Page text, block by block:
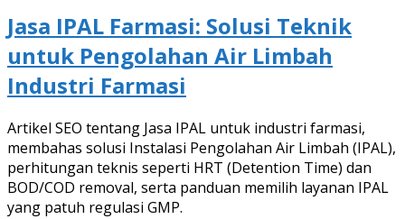
Jasa IPAL Farmasi: Solusi Teknik
untuk Pengolahan Air Limbah
Industri Farmasi
Artikel SEO tentang Jasa IPAL untuk industri farmasi,
membahas solusi Instalasi Pengolahan Air Limbah (IPAL),
perhitungan teknis seperti HRT (Detention Time) dan
BOD/COD removal, serta panduan memilih layanan IPAL
yang patuh regulasi GMP.